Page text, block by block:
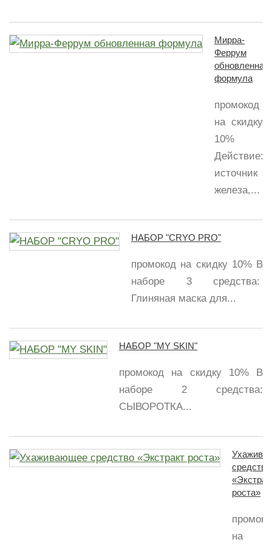
Мирра-
Феррум
обновленная
формула
промокод
на скидку
10%
источник
железа,...
НАБОР "CRYO PRO"
промокод на скидку 10% В
наборе 3 средства:
Глиняная маска для...
НАБОР "MY SKIN"
промокод на скидку 10% В
наборе 2 средства:
СЫВОРОТКА...
средство
роста»
на